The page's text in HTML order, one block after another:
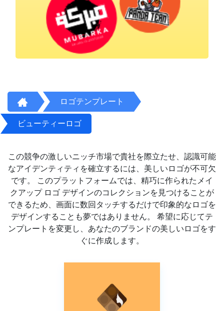
ロゴテンプレート
ビューティーロゴ
この競争の激しいニッチ市場で貴社を際立たせ、認識可能
なアイデンティティを確立するには、美しいロゴが不可欠
です。 このプラットフォームでは、精巧に作られたメイ
クアップ ロゴ デザインのコレクションを見つけることが
できるため、画面に数回タッチするだけで印象的なロゴを
デザインすることも夢ではありません。 希望に応じてテ
ンプレートを変更し、あなたのブランドの美しいロゴをす
ぐに作成します。